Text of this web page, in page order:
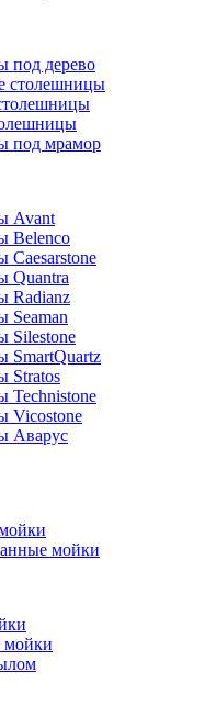
под дерево
столешницы
под мрамор
Avant
Belenco
Quantra
Radianz
Seaman
Silestone
SmartQuartz
Stratos
Technistone
Vicostone
Аварус
мойки
мойки